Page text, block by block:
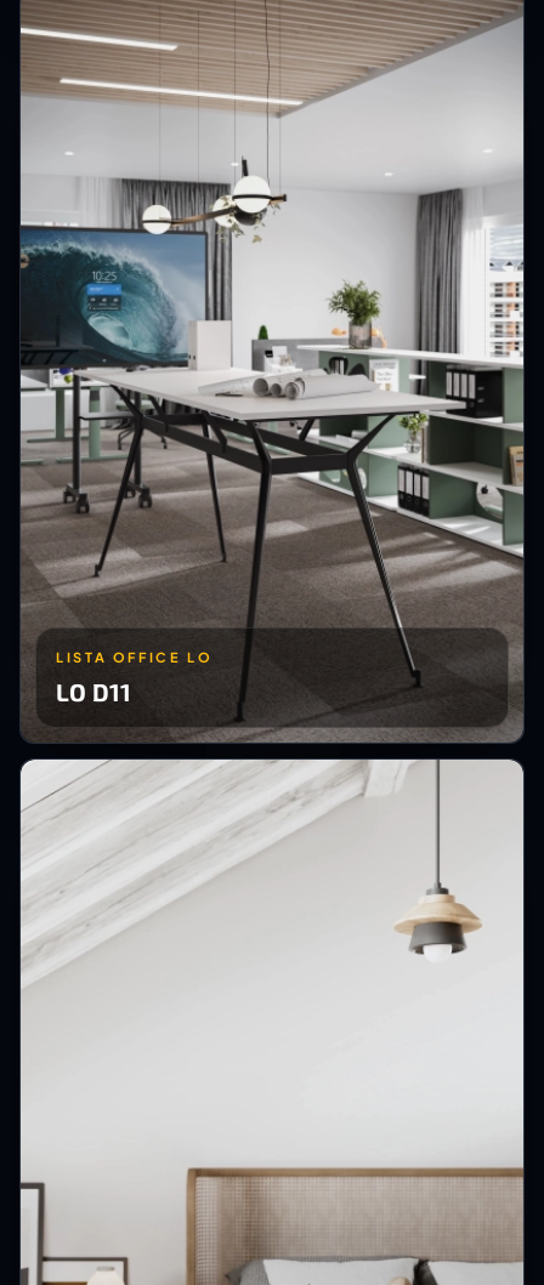
LISTA OFFICE LO
LO D11